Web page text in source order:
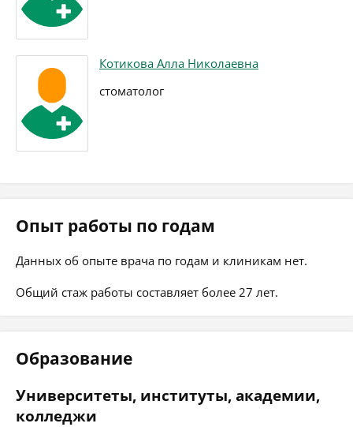
Котикова Алла Николаевна
стоматолог
Опыт работы по годам
Данных об опыте врача по годам и клиникам нет.
Общий стаж работы составляет более 27 лет.
Образование
Университеты, институты, академии,
колледжи